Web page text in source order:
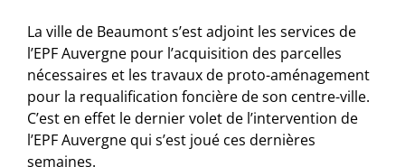
La ville de Beaumont s’est adjoint les services de
l’EPF Auvergne pour l’acquisition des parcelles
nécessaires et les travaux de proto-aménagement
pour la requalification foncière de son centre-ville.
C’est en effet le dernier volet de l’intervention de
l’EPF Auvergne qui s’est joué ces dernières
semaines.